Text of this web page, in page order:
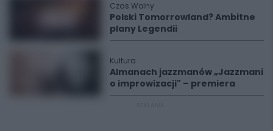
Czas Wolny
Polski Tomorrowland? Ambitne
plany Legendii
Kultura
Almanach jazzmanów „Jazzmani
o improwizacji" – premiera